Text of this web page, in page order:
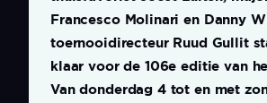
Francesco Molinari en Danny
toernooidirecteur Ruud Gullit
klaar voor de 106e editie van
Van donderdag 4 tot en met